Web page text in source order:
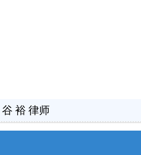
谷 裕 律师